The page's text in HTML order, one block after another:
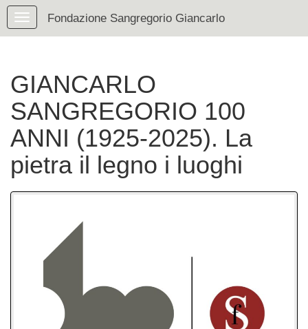
Fondazione Sangregorio Giancarlo
GIANCARLO
SANGREGORIO 100
ANNI (1925-2025). La
pietra il legno i luoghi